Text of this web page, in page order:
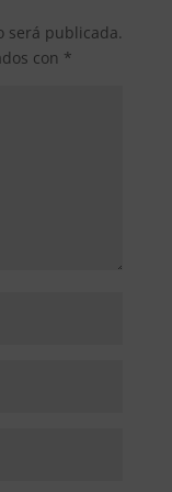
será publicada.
con *